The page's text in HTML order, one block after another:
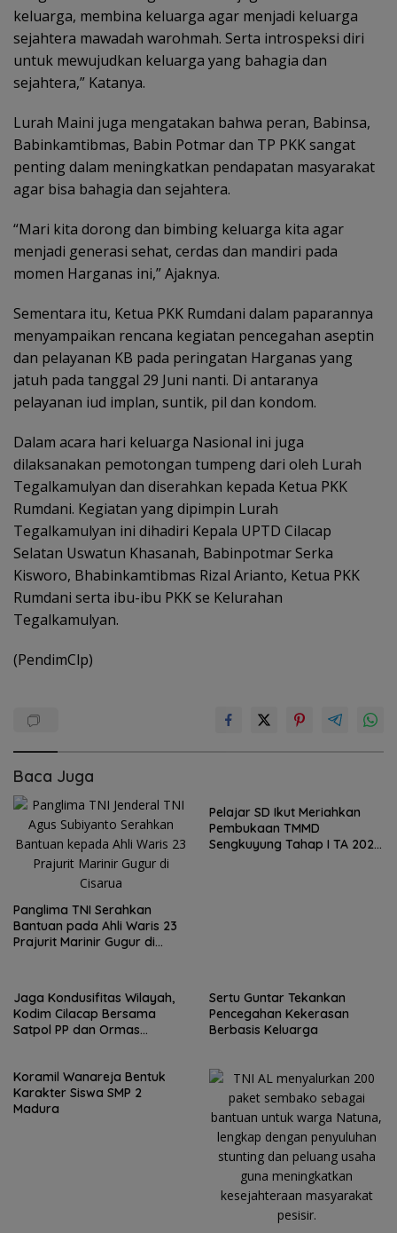
keluarga, membina keluarga agar menjadi keluarga
sejahtera mawadah warohmah. Serta introspeksi diri
untuk mewujudkan keluarga yang bahagia dan
sejahtera,” Katanya.
Lurah Maini juga mengatakan bahwa peran, Babinsa,
Babinkamtibmas, Babin Potmar dan TP PKK sangat
penting dalam meningkatkan pendapatan masyarakat
agar bisa bahagia dan sejahtera.
“Mari kita dorong dan bimbing keluarga kita agar
menjadi generasi sehat, cerdas dan mandiri pada
momen Harganas ini,” Ajaknya.
Sementara itu, Ketua PKK Rumdani dalam paparannya
menyampaikan rencana kegiatan pencegahan aseptin
dan pelayanan KB pada peringatan Harganas yang
jatuh pada tanggal 29 Juni nanti. Di antaranya
pelayanan iud implan, suntik, pil dan kondom.
Dalam acara hari keluarga Nasional ini juga
dilaksanakan pemotongan tumpeng dari oleh Lurah
Tegalkamulyan dan diserahkan kepada Ketua PKK
Rumdani. Kegiatan yang dipimpin Lurah
Tegalkamulyan ini dihadiri Kepala UPTD Cilacap
Selatan Uswatun Khasanah, Babinpotmar Serka
Kisworo, Bhabinkamtibmas Rizal Arianto, Ketua PKK
Rumdani serta ibu-ibu PKK se Kelurahan
Tegalkamulyan.
(PendimClp)
Baca Juga
Panglima TNI Serahkan
Bantuan pada Ahli Waris 23
Prajurit Marinir Gugur di
Pelajar SD Ikut Meriahkan
Pembukaan TMMD
Sengkuyung Tahap I TA 2026
Jaga Kondusifitas Wilayah,
Kodim Cilacap Bersama
Satpol PP dan Ormas
Sertu Guntar Tekankan
Pencegahan Kekerasan
Berbasis Keluarga
Koramil Wanareja Bentuk
Karakter Siswa SMP 2
Madura